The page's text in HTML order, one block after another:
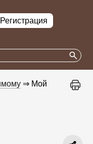
Регистрация
⇒ Мой